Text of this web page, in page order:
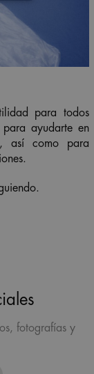
para todos
para ayudarte en
así como para
fotografías y